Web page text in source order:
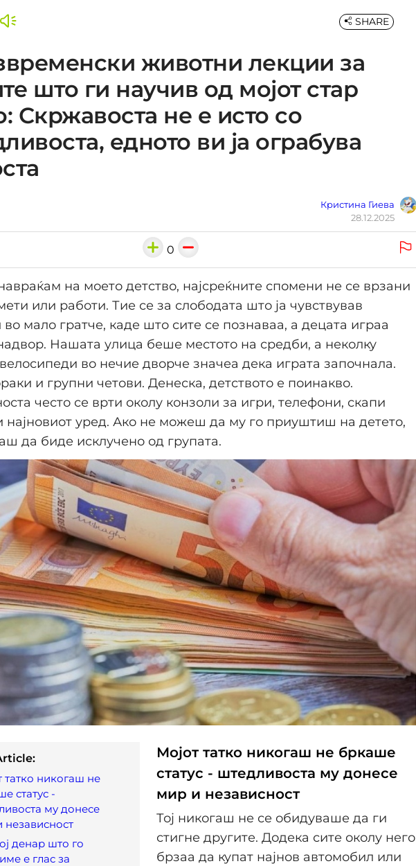
животни лекции за
што ги научив од мојот стар
Скржавоста не е исто со
едното ви ја ограбува
Кристина Гиева
28.12.2025
SHARE
0
на моето детство, најсреќните спомени не се врзани
или работи. Тие се за слободата што ја чувствував
во мало гратче, каде што сите се познаваа, а децата играа
Нашата улица беше местото на средби, а неколку
во нечие дворче значеа дека играта започнала.
и групни четови. Денеска, детството е поинакво.
често се врти околу конзоли за игри, телефони, скапи
најновиот уред. Ако не можеш да му го приуштиш на детето,
да биде исклучено од групата.
татко никогаш не
статус -
му донесе
независност
денар што го
е глас за
Мојот татко никогаш не бркаше
статус - штедливоста му донесе
мир и независност
Тој никогаш не се обидуваше да ги
стигне другите. Додека сите околу него
брзаа да купат најнов автомобил или